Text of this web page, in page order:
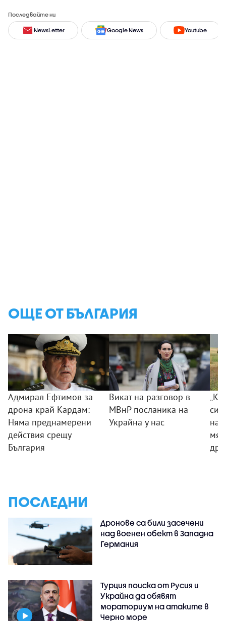
Последвайте ни
NewsLetter Google News Youtube
ОЩЕ ОТ БЪЛГАРИЯ
Адмирал Ефтимов за
дрона край Кардам:
Няма преднамерени
действия срещу
България
Викат на разговор в
МВнР посланика на
Украйна у нас
на
ПОСЛЕДНИ
Дронове са били засечени
над военен обект в Западна
Германия
Турция поиска от Русия и
Украйна да обявят
мораториум на атаките в
Черно море